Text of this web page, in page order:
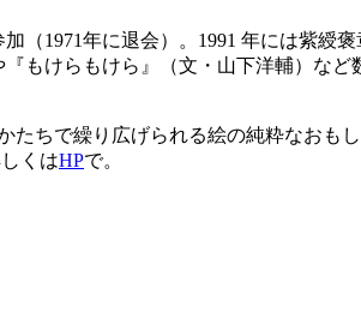
1971年に退会）。1991 年には紫綬褒
もけらもけら』（文・山下洋輔）など
ちで繰り広げられる絵の純粋なおも
くはHPで。